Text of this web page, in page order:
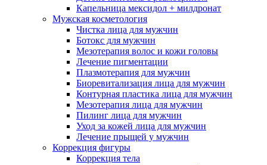
Капельница мексидол + милдронат
Мужская косметология
Чистка лица для мужчин
Ботокс для мужчин
Мезотерапия волос и кожи головы
Лечение пигментации
Плазмотерапия для мужчин
Биоревитализация лица для мужчин
Контурная пластика лица для мужчин
Мезотерапия лица для мужчин
Пилинг лица для мужчин
Уход за кожей лица для мужчин
Лечение прыщей у мужчин
Коррекция фигуры
Коррекция тела